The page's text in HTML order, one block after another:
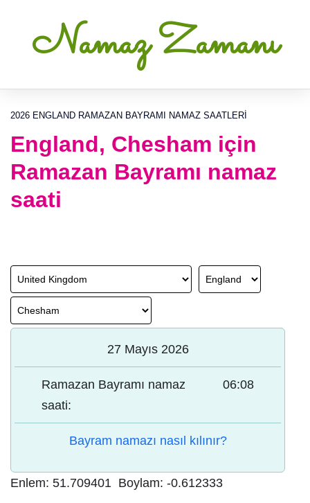
Namaz Zamanı
2026 ENGLAND RAMAZAN BAYRAMI NAMAZ SAATLERI
England, Chesham için
Ramazan Bayramı namaz
saati
27 Mayıs 2026
Ramazan Bayramı namaz
saati:
06:08
Bayram namazı nasıl kılınır?
Enlem: 51.709401 Boylam: -0.612333